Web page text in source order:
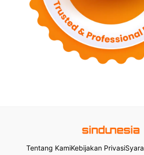
Tentang KamiKebijakan Privasi